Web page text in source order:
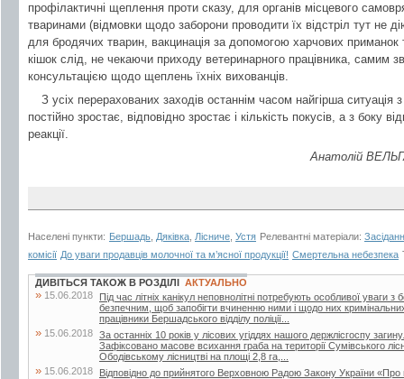
профілактичні щеплення проти сказу, для органів місцевого
тваринами (відмовки щодо заборони проводити їх відстріл тут не
для бродячих тварин, вакцинація за допомогою харчових
кішок слід, не чекаючи приходу ветеринарного працівника, самим
консультацією щодо щеплень їхніх вихованців.
З усіх перерахованих заходів останнім часом найгірша ситуація
постійно зростає, відповідно зростає і кількість покусів, а з боку
реакції.
Анатолій
Населені пункти: Бершадь Дяківка Лісниче Устя Релевантні матеріали:
комісії До уваги продавців молочної та м’ясної продукції! Смертельна небезпека
ДИВІТЬСЯ ТАКОЖ В РОЗДІЛІ АКТУАЛЬНО
» 15.06.2018
Під час літніх канікул неповнолітні потребують особливої уваги
безпечним, щоб запобігти вчиненню ними і щодо них
працівники Бершадського відділу поліції...
» 15.06.2018 За останніх 10 років у лісових угіддях нашого держлісгоспу
Зафіксовано масове всихання граба на території Сумівського
Ободівському лісництві на площі 2,8 га,...
» 15.06.2018
Відповідно до прийнятого Верховною Радою Закону України «Про